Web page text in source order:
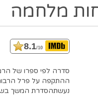
מלחמה
8.1/10
סדרה לפי ספרו של
נעשתהסדרת המשך